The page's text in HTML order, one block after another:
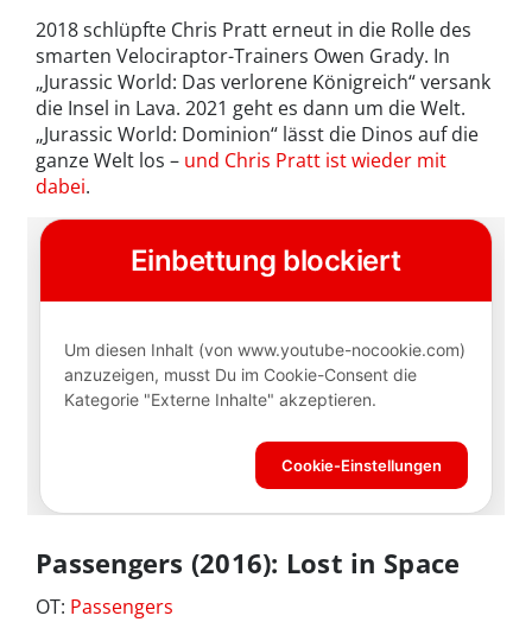
2018 schlüpfte Chris Pratt erneut in die Rolle des
smarten Velociraptor-Trainers Owen Grady. In
„Jurassic World: Das verlorene Königreich“ versank
die Insel in Lava. 2021 geht es dann um die Welt.
„Jurassic World: Dominion“ lässt die Dinos auf die
ganze Welt los – und Chris Pratt ist wieder mit
dabei.
Passengers (2016): Lost in Space
OT: Passengers